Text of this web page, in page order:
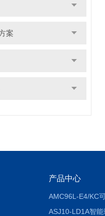
案
产品中心